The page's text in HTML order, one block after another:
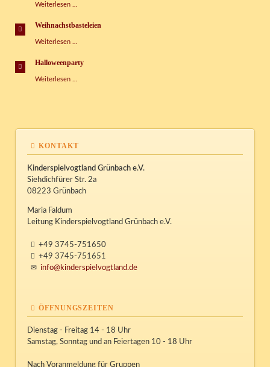
Weiterlesen …
Sprachen
Weihnachstbasteleien
Weiterlesen …
Halloweenparty
Weiterlesen …
KONTAKT
Kinderspielvogtland Grünbach e.V.
Siehdichfürer Str. 2a
08223 Grünbach
Maria Faldum
Leitung Kinderspielvogtland Grünbach e.V.
+49 3745-751650
+49 3745-751651
info@kinderspielvogtland.de
ÖFFNUNGSZEITEN
Dienstag - Freitag 14 - 18 Uhr
Samstag, Sonntag und an Feiertagen 10 - 18 Uhr
Nach Voranmeldung für Gruppen